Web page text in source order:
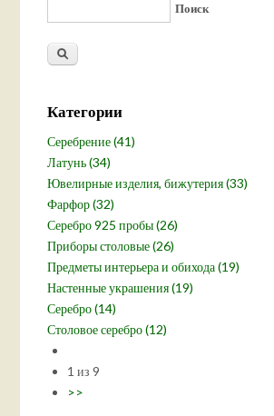
Поиск
Категории
Серебрение (41)
Латунь (34)
Ювелирные изделия, бижутерия (33)
Фарфор (32)
Серебро 925 пробы (26)
Приборы столовые (26)
Предметы интерьера и обихода (19)
Настенные украшения (19)
Серебро (14)
Столовое серебро (12)
1 из 9
>>